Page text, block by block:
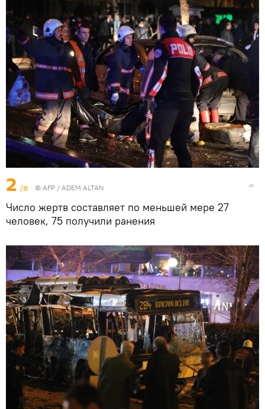
2 /8 © AFP / ADEM ALTAN
Число жертв составляет по меньшей мере 27
человек, 75 получили ранения